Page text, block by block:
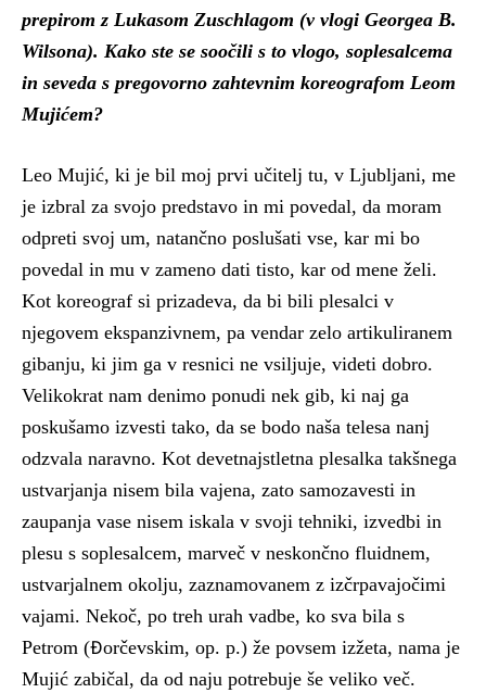
prepirom z Lukasom Zuschlagom (v vlogi Georgea B.
Wilsona). Kako ste se soočili s to vlogo, soplesalcema
in seveda s pregovorno zahtevnim koreografom Leom
Mujićem?
Leo Mujić, ki je bil moj prvi učitelj tu, v Ljubljani, me
je izbral za svojo predstavo in mi povedal, da moram
odpreti svoj um, natančno poslušati vse, kar mi bo
povedal in mu v zameno dati tisto, kar od mene želi.
Kot koreograf si prizadeva, da bi bili plesalci v
njegovem ekspanzivnem, pa vendar zelo artikuliranem
gibanju, ki jim ga v resnici ne vsiljuje, videti dobro.
Velikokrat nam denimo ponudi nek gib, ki naj ga
poskušamo izvesti tako, da se bodo naša telesa nanj
odzvala naravno. Kot devetnajstletna plesalka takšnega
ustvarjanja nisem bila vajena, zato samozavesti in
zaupanja vase nisem iskala v svoji tehniki, izvedbi in
plesu s soplesalcem, marveč v neskončno fluidnem,
ustvarjalnem okolju, zaznamovanem z izčrpavajočimi
vajami. Nekoč, po treh urah vadbe, ko sva bila s
Petrom (Đorčevskim, op. p.) že povsem izžeta, nama je
Mujić zabičal, da od naju potrebuje še veliko več.